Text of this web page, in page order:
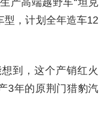
型，计划全年造车12
到，这个产销红火
3年的原荆门猎豹汽